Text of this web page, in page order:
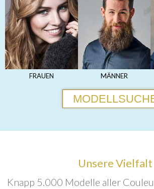
FRAUEN MÄNNER
Unsere Vielfalt
Knapp 5.000 Modelle aller